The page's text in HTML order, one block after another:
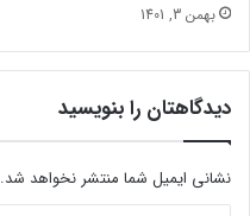
بهمن 3, 1401
دیدگاهتان را بنویسید
نشانی ایمیل شما منتشر نخواهد شد.